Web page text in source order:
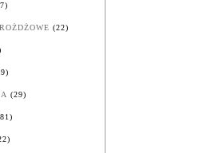
(22)
(29)